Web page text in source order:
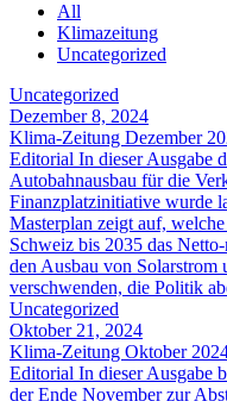
All
Klimazeitung
Uncategorized
Uncategorized
Dezember 8, 2024
Klima-Zeitung Dezember
Editorial In dieser Ausgabe
Autobahnausbau für die
Finanzplatzinitiative wurde
Masterplan zeigt auf,
Schweiz bis 2035 das
den Ausbau von Solarstrom
verschwenden, die Politik
Uncategorized
Oktober 21, 2024
Klima-Zeitung Oktober
Editorial In dieser Ausgabe
der Ende November zur